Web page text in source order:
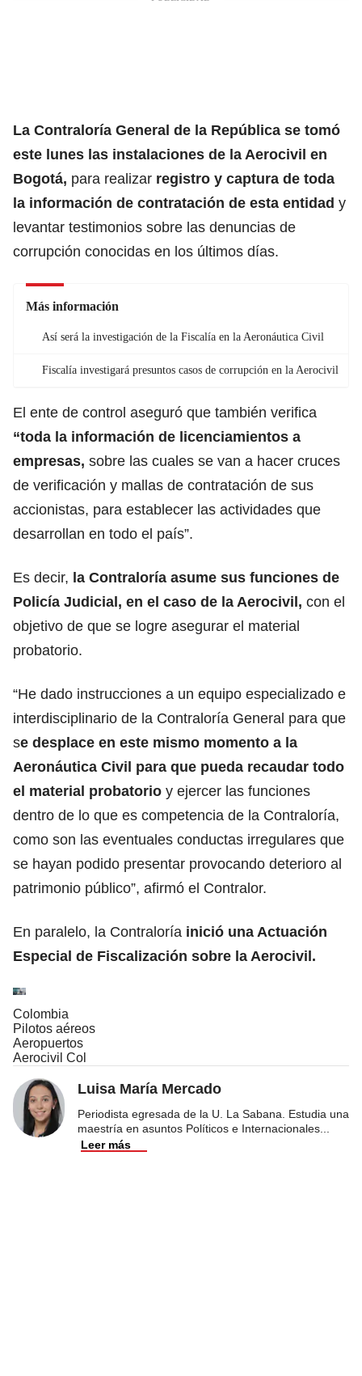
La Contraloría General de la República se tomó
este lunes las instalaciones de la Aerocivil en
Bogotá, para realizar registro y captura de toda
la información de contratación de esta entidad y
levantar testimonios sobre las denuncias de
corrupción conocidas en los últimos días.
Más información
Así será la investigación de la Fiscalía en la Aeronáutica Civil
Fiscalía investigará presuntos casos de corrupción en la Aerocivil
El ente de control aseguró que también verifica
“toda la información de licenciamientos a
empresas, sobre las cuales se van a hacer cruces
de verificación y mallas de contratación de sus
accionistas, para establecer las actividades que
desarrollan en todo el país”.
Es decir, la Contraloría asume sus funciones de
Policía Judicial, en el caso de la Aerocivil, con el
objetivo de que se logre asegurar el material
probatorio.
“He dado instrucciones a un equipo especializado e
interdisciplinario de la Contraloría General para que
se desplace en este mismo momento a la
Aeronáutica Civil para que pueda recaudar todo
el material probatorio y ejercer las funciones
dentro de lo que es competencia de la Contraloría,
como son las eventuales conductas irregulares que
se hayan podido presentar provocando deterioro al
patrimonio público”, afirmó el Contralor.
En paralelo, la Contraloría inició una Actuación
Especial de Fiscalización sobre la Aerocivil.
Colombia
Pilotos aéreos
Aeropuertos
Aerocivil Col
Luisa María Mercado
Periodista egresada de la U. La Sabana. Estudia una
maestría en asuntos Políticos e Internacionales
Leer más